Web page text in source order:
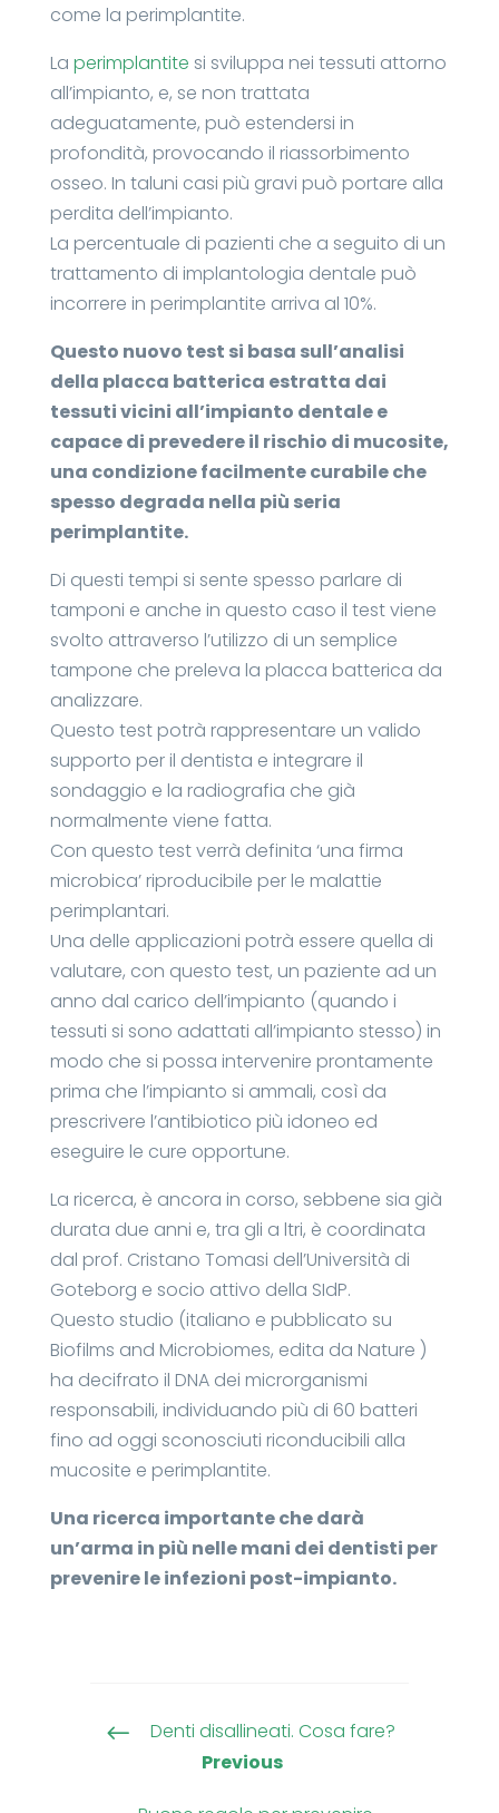
come la perimplantite.
La perimplantite si sviluppa nei tessuti attorno
all’impianto, e, se non trattata
adeguatamente, può estendersi in
profondità, provocando il riassorbimento
osseo. In taluni casi più gravi può portare alla
perdita dell’impianto.
La percentuale di pazienti che a seguito di un
trattamento di implantologia dentale può
incorrere in perimplantite arriva al 10%.
Questo nuovo test si basa sull’analisi
della placca batterica estratta dai
tessuti vicini all’impianto dentale e
capace di prevedere il rischio di mucosite,
una condizione facilmente curabile che
spesso degrada nella più seria
perimplantite.
Di questi tempi si sente spesso parlare di
tamponi e anche in questo caso il test viene
svolto attraverso l’utilizzo di un semplice
tampone che preleva la placca batterica da
analizzare.
Questo test potrà rappresentare un valido
supporto per il dentista e integrare il
sondaggio e la radiografia che già
normalmente viene fatta.
Con questo test verrà definita ‘una firma
microbica’ riproducibile per le malattie
perimplantari.
Una delle applicazioni potrà essere quella di
valutare, con questo test, un paziente ad un
anno dal carico dell’impianto (quando i
tessuti si sono adattati all’impianto stesso) in
modo che si possa intervenire prontamente
prima che l’impianto si ammali, così da
prescrivere l’antibiotico più idoneo ed
eseguire le cure opportune.
La ricerca, è ancora in corso, sebbene sia già
durata due anni e, tra gli a ltri, è coordinata
dal prof. Cristano Tomasi dell’Università di
Goteborg e socio attivo della SIdP.
Questo studio (italiano e pubblicato su
Biofilms and Microbiomes, edita da Nature )
ha decifrato il DNA dei microrganismi
responsabili, individuando più di 60 batteri
fino ad oggi sconosciuti riconducibili alla
mucosite e perimplantite.
Una ricerca importante che darà
un’arma in più nelle mani dei dentisti per
prevenire le infezioni post-impianto.
#
Denti disallineati. Cosa fare?
Previous